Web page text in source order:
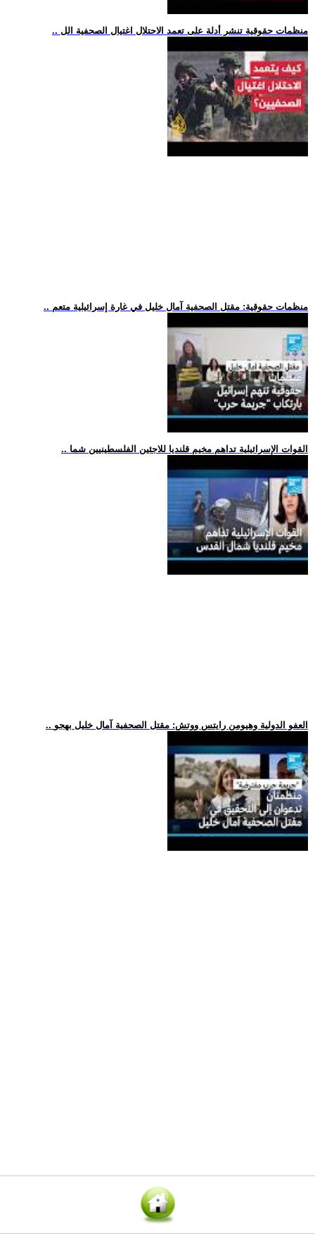
.. منظمات حقوقية تنشر أدلة على تعمد الاحتلال اغتيال الصحفية الل
.. منظمات حقوقية: مقتل الصحفية آمال خليل في غارة إسرائيلية متعم
.. القوات الإسرائيلية تداهم مخيم قلنديا للاجئين الفلسطينيين شما
.. العفو الدولية وهيومن رايتس ووتش: مقتل الصحفية آمال خليل بهجو